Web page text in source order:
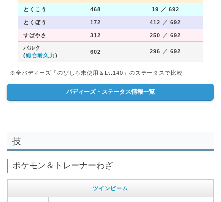
とくこう 468 19 ／ 692
とくぼう 172 412 ／ 692
すばやさ 312 250 ／ 692
バルク
(総合耐久力)
602 296 ／ 692
※全バディーズ「のびしろ未使用＆Lv.140」のステータスで比較
バディーズ・ステータス情報一覧
技
ポケモン＆トレーナーわざ
ツインビーム